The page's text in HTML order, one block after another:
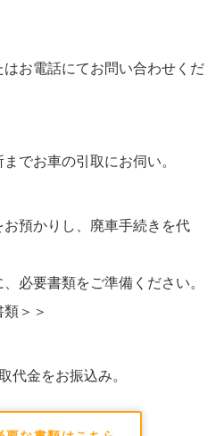
お電話にてお問い合わせくだ
でお車の引取にお伺い。
預かりし、廃車手続きを代
必要書類をご準備ください。
＞＞
代金をお振込み。